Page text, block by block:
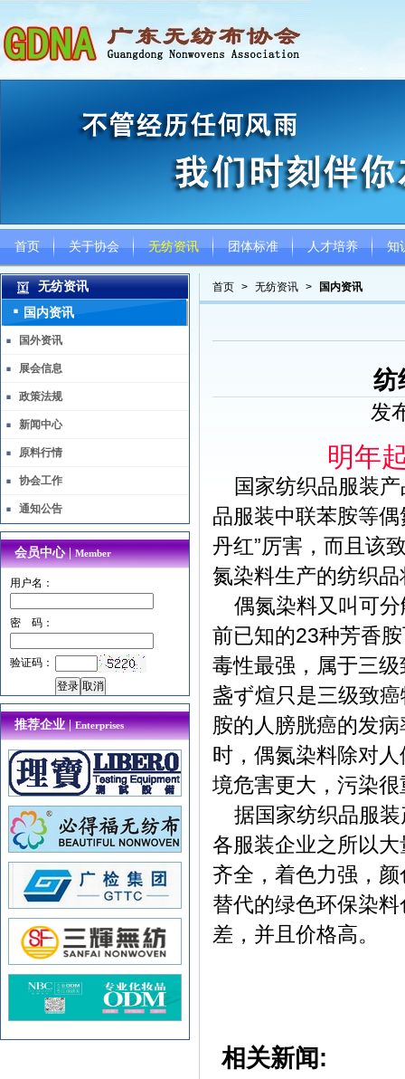
首页 关于协会 无纺资讯 团体标准 人才培养 知
首页 > 无纺资讯 > 国内资讯
纺
发
明年
国家纺织品服装产
品服装中联苯胺等
丹红”厉害，而且该
氮染料生产的纺织
偶氮染料又叫可分
前已知的23种芳香
毒性最强，属于三
盏ず煊只是三级致
胺的人膀胱癌的发
时，偶氮染料除对
境危害更大，污染很
据国家纺织品服装
各服装企业之所以
齐全，着色力强，
替代的绿色环保染
差，并且价格高。
相关新闻:
无纺资讯
国内资讯
国外资讯
展会信息
政策法规
新闻中心
原料行情
协会工作
通知公告
会员中心 |Member
用户名：
密 码：
验证码：
推荐企业 |Enterprises